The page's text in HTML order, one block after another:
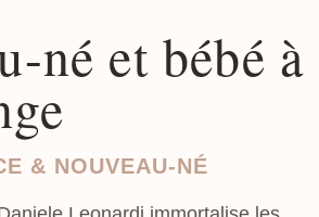
né et bébé à
& NOUVEAU-NÉ